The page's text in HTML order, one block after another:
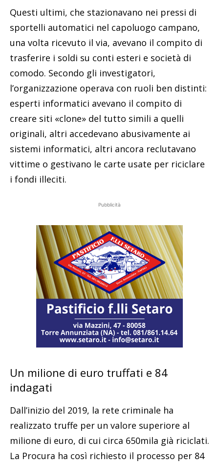
Questi ultimi, che stazionavano nei pressi di
sportelli automatici nel capoluogo campano,
una volta ricevuto il via, avevano il compito di
trasferire i soldi su conti esteri e società di
comodo. Secondo gli investigatori,
l’organizzazione operava con ruoli ben distinti:
esperti informatici avevano il compito di
creare siti «clone» del tutto simili a quelli
originali, altri accedevano abusivamente ai
sistemi informatici, altri ancora reclutavano
vittime o gestivano le carte usate per riciclare
i fondi illeciti.
Pubblicità
Un milione di euro truffati e 84
indagati
Dall’inizio del 2019, la rete criminale ha
realizzato truffe per un valore superiore al
milione di euro, di cui circa 650mila già riciclati.
La Procura ha così richiesto il processo per 84